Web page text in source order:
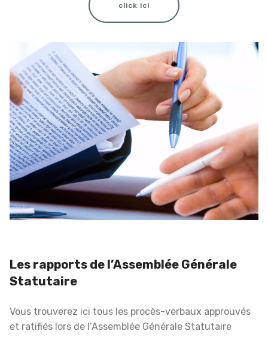
click ici
Les rapports de l’Assemblée Générale
Statutaire
Vous trouverez ici tous les procès-verbaux approuvés
et ratifiés lors de l’Assemblée Générale Statutaire